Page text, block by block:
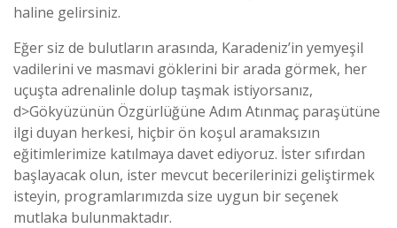
haline gelirsiniz.
Eğer siz de bulutların arasında, Karadeniz’in yemyeşil
vadilerini ve masmavi göklerini bir arada görmek, her
uçuşta adrenalinle dolup taşmak istiyorsanız,
d>Gökyüzünün Özgürlüğüne Adım Atınmaç paraşütüne
ilgi duyan herkesi, hiçbir ön koşul aramaksızın
eğitimlerimize katılmaya davet ediyoruz. İster sıfırdan
başlayacak olun, ister mevcut becerilerinizi geliştirmek
isteyin, programlarımızda size uygun bir seçenek
mutlaka bulunmaktadır.